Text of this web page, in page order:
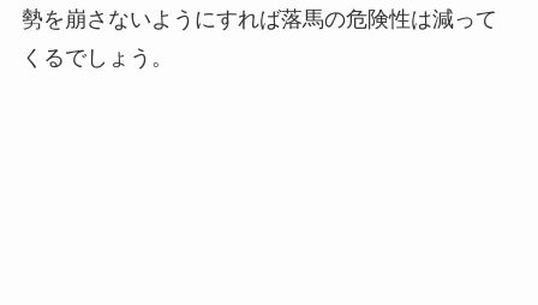
勢を崩さないようにすれば落馬の危険性は減って
くるでしょう。